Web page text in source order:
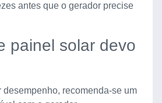
antes que o gerador precise
painel solar devo
desempenho, recomenda-se um